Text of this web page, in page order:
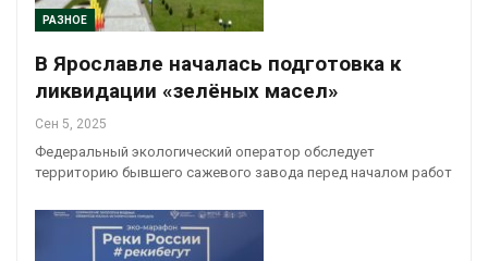
РАЗНОЕ
В Ярославле началась подготовка к
ликвидации «зелёных масел»
Сен 5, 2025
Федеральный экологический оператор обследует
территорию бывшего сажевого завода перед началом работ